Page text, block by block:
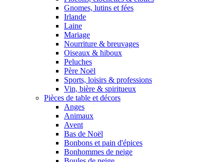
Gnomes, lutins et fées
Irlande
Laine
Mariage
Nourriture & breuvages
Oiseaux & hiboux
Peluches
Père Noël
Sports, loisirs & professions
Vin, bière & spiritueux
Pièces de table et décors
Anges
Animaux
Avent
Bas de Noël
Bonbons et pain d'épices
Bonhommes de neige